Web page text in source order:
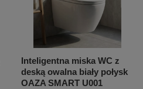
Inteligentna miska WC z
deską owalna biały połysk
OAZA SMART U001